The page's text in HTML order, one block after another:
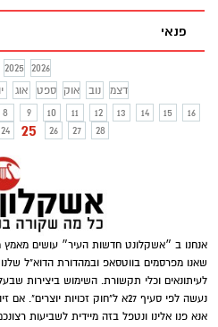
פנאי
2025
2026
אוג ספט אוק נוב
דצמ
8 9 10 11 12 13 14 15
16
24 25 26 27 28
אנחנו ב ״אשקלונט חדשות העיר״ עושים מאמץ
שאנו מפרסמים בווטסאפ ובמהדורת הדוא"ל
לעיתונאים וכלי תקשורת. השימוש ביצירות
נעשה לפי סעיף 27א ל"חוק זכויות
אנא פנו אלינו ונטפל בזה מיידית לשביעות